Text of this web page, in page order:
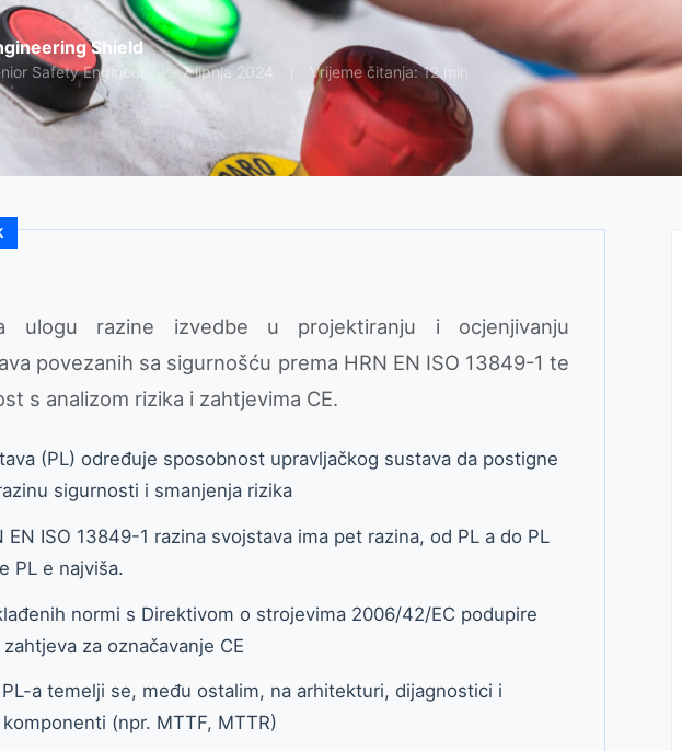
Shield
Safety Engineer 7 lipnja 2024 Vrijeme čitanja: 12 min
ulogu razine izvedbe u projektiranju i ocjenjivanju
povezanih sa sigurnošću prema HRN EN ISO 13849-1 te
s analizom rizika i zahtjevima CE.
(PL) određuje sposobnost upravljačkog sustava da postigne
sigurnosti i smanjenja rizika
EN ISO 13849-1 razina svojstava ima pet razina, od PL a do PL
PL e najviša.
normi s Direktivom o strojevima 2006/42/EC podupire
za označavanje CE
a temelji se, među ostalim, na arhitekturi, dijagnostici i
(npr. MTTF, MTTR)